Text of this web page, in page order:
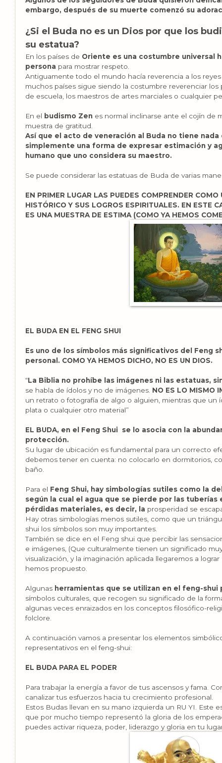
embargo, después de su muerte comenzó su
¿Si el Buda no es un Dios por que los
su estatua?
En los países de Oriente es una costumbre universal
persona para mostrar respeto.
Antiguamente todo el mundo hacía reverencia a los
muchos países sigue siendo la costumbre reverenciar los
de escuela, los maestros de artes marciales o cualquier
En el budismo Zen es normal inclinarse ante el cojín de
muestra de gratitud.
Así que el acto de veneración al Buda no tiene
simplemente una forma de expresar estimación y
humano que uno considera su maestro.
Se puede considerar las estatuas de Buda de varias
EN PRIMER LUGAR LAS PUEDES COMPRENDER
HISTÓRICO Y SUS LOGROS ESPIRITUALES. EN ESTE
ES UNA MUESTRA DE ESTIMA (COMO YA HEMOS
EL BUDA EN EL FENG SHUI
Es uno de los símbolos más significativos del Feng
personal. COMO YA HEMOS DICHO, NO ES UN DIOS.
“La Biblia no prohíbe las imágenes ni las estatuas,
se habla de ídolos y no de imágenes. NO ES LO MISMO
un retrato o fotografía de algo o alguien, mientras que un
plata o cualquier otro material”
EL BUDA, en el Feng Shui se lo asocia con la
protección.
Su lugar de ubicación es fundamental para un correcto
debemos tener en cuenta: no colocarlo en dormitorios,
baño.
Para el Feng Shui, hay simbologías sutiles como la
según la cual el agua que se pierde por las tuberías
pérdidas materiales, es decir, la prosperidad se
Hay otras simbologías menos sutiles, como que un
shui los símbolos son muy importantes.
También se dice en el Feng shui que percibir las
e imágenes, (Que culturalmente tienen un significado
visualización, y la imaginación aplicada llegaremos a
hemos propuesto.
Algunas herramientas que se utilizan en el feng-
símbolos culturales, que recogen su significado de la
algunas veces enraizados en los conceptos filosófico-
folclore.
A continuación vamos a presentar los elementos
representativos en el feng-shui:
EL BUDA PARA EL PODER
Para trabajar la energía a favor de tus ascensos y fama.
canalizar tus esfuerzos hacia tu crecimiento profesional.
Estos Budas llevan en su mano izquierda un RU YI. Este
que por mucho tiempo representó la gloria de los
puedes activar riqueza, poder, liderazgo y gloria en tu